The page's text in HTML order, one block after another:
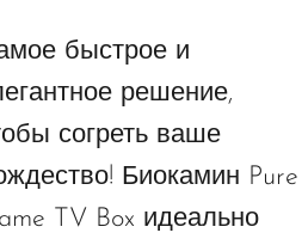
быстрое и
решение,
согреть ваше
Биокамин Pure
TV Box идеально